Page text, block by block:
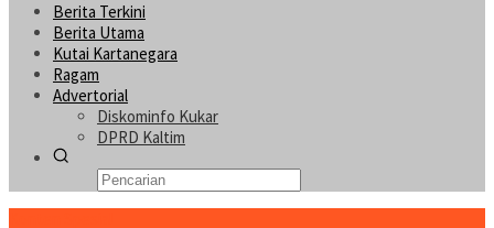
Berita Terkini
Berita Utama
Kutai Kartanegara
Ragam
Advertorial
Diskominfo Kukar
DPRD Kaltim